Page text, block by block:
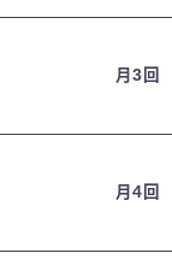
月3回
月4回